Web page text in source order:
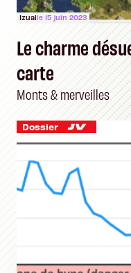
Izualle 15 juin 2023
Le charme
carte
Monts & merveilles
Dossier